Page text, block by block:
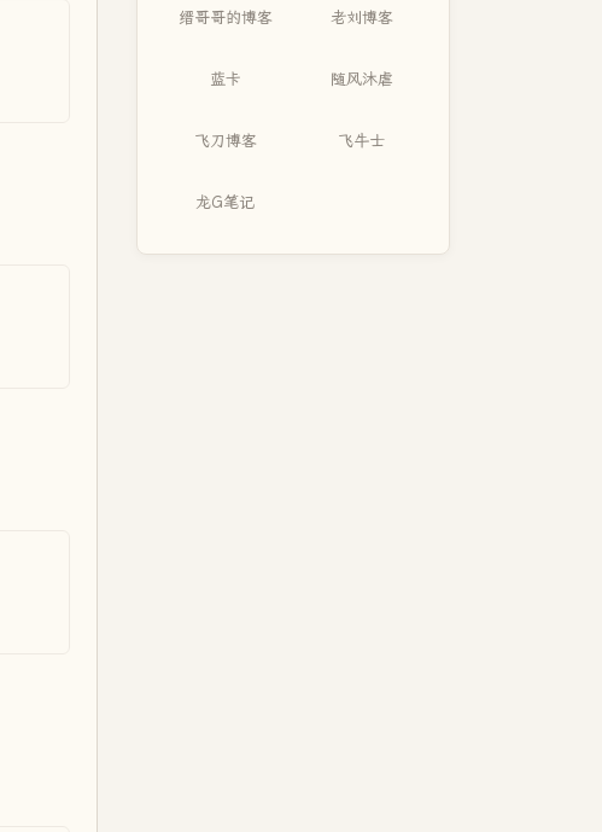
缙哥哥的博客 老刘博客
蓝卡 随风沐虐
飞刀博客 飞牛士
龙G笔记